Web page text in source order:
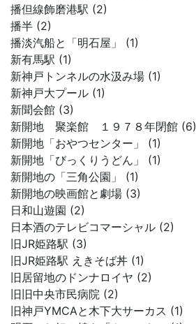
播但線飾磨港駅 (2)
播半 (2)
播淡汽船と「明石屋」 (1)
新有馬駅 (1)
新神戸トンネルの水汲み場 (1)
新神戸大プール (1)
新聞会館 (3)
新開地 聚楽館 １９７８年閉館 (6)
新開地「おやつセンター」 (1)
新開地「びっくりうどん」 (1)
新開地の「三角公園」 (1)
新開地の映画館と劇場 (3)
日和山遊園 (2)
日本酒のテレビコマーシャル (2)
旧JR姫路駅 (3)
旧JR姫路駅 えきそば丼 (1)
旧居留地のドンナロイヤ (2)
旧旧中央市民病院 (2)
旧神戸YMCAと木下大サーカス (1)